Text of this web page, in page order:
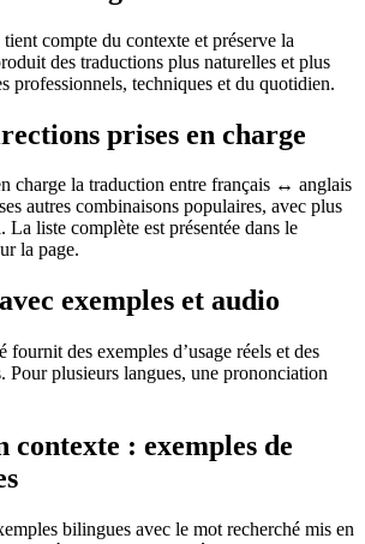
compte du contexte et préserve la
des traductions plus naturelles et plus
professionnels, techniques et du quotidien.
prises en charge
charge la traduction entre français ↔ anglais
autres combinaisons populaires, avec plus
La liste complète est présentée dans le
la page.
exemples et audio
des exemples d’usage réels et des
Pour plusieurs langues, une prononciation
contexte : exemples de
bilingues avec le mot recherché mis en